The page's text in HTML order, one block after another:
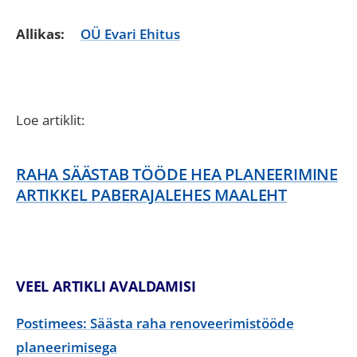
Allikas: OÜ Evari Ehitus
Loe artiklit:
RAHA SÄÄSTAB TÖÖDE HEA PLANEERIMINE
ARTIKKEL PABERAJALEHES MAALEHT
VEEL ARTIKLI AVALDAMISI
Postimees: Säästa raha renoveerimistööde
planeerimisega